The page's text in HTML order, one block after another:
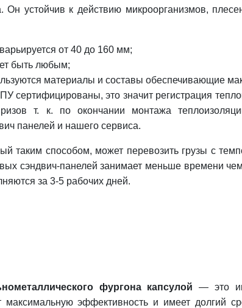
Он устойчив к действию микроорганизмов,
от 40 до 160 мм;
быть любым;
материалы и составы обеспечивающие
сертифицированы, это значит регистрация
т. к. по окончании монтажа
панелей и нашего сервиса.
таким способом, может перевозить грузы с
сэндвич-панелей занимает меньше времени
за 3-5 рабочих дней.
фургона капсулой — это
максимальную эффективность и имеет долгий